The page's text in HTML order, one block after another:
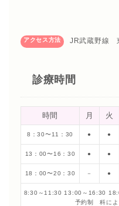
アクセス方法 JR武蔵野線
診療時間
時間 月 火
8：30〜11：30 ● ●
13：00〜16：30 ● ●
18：00〜20：30 － ●
8:30～11:30 13:00～16:30
予約制 科に